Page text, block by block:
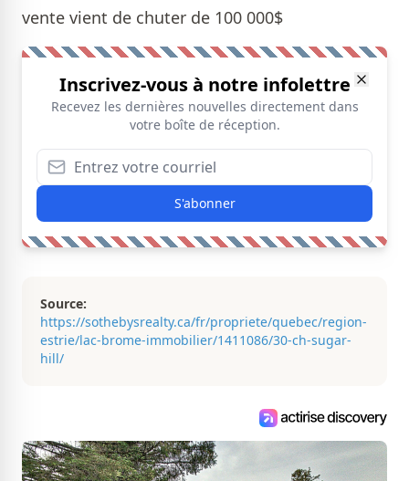
vente vient de chuter de 100 000$
Inscrivez-vous à notre infolettre
Recevez les dernières nouvelles directement dans
votre boîte de réception.
S'abonner
Source:
https://sothebysrealty.ca/fr/propriete/quebec/region-
estrie/lac-brome-immobilier/1411086/30-ch-sugar-
hill/